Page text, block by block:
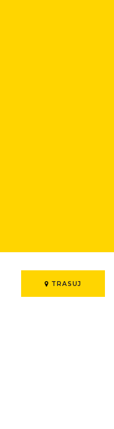
TRASUJ